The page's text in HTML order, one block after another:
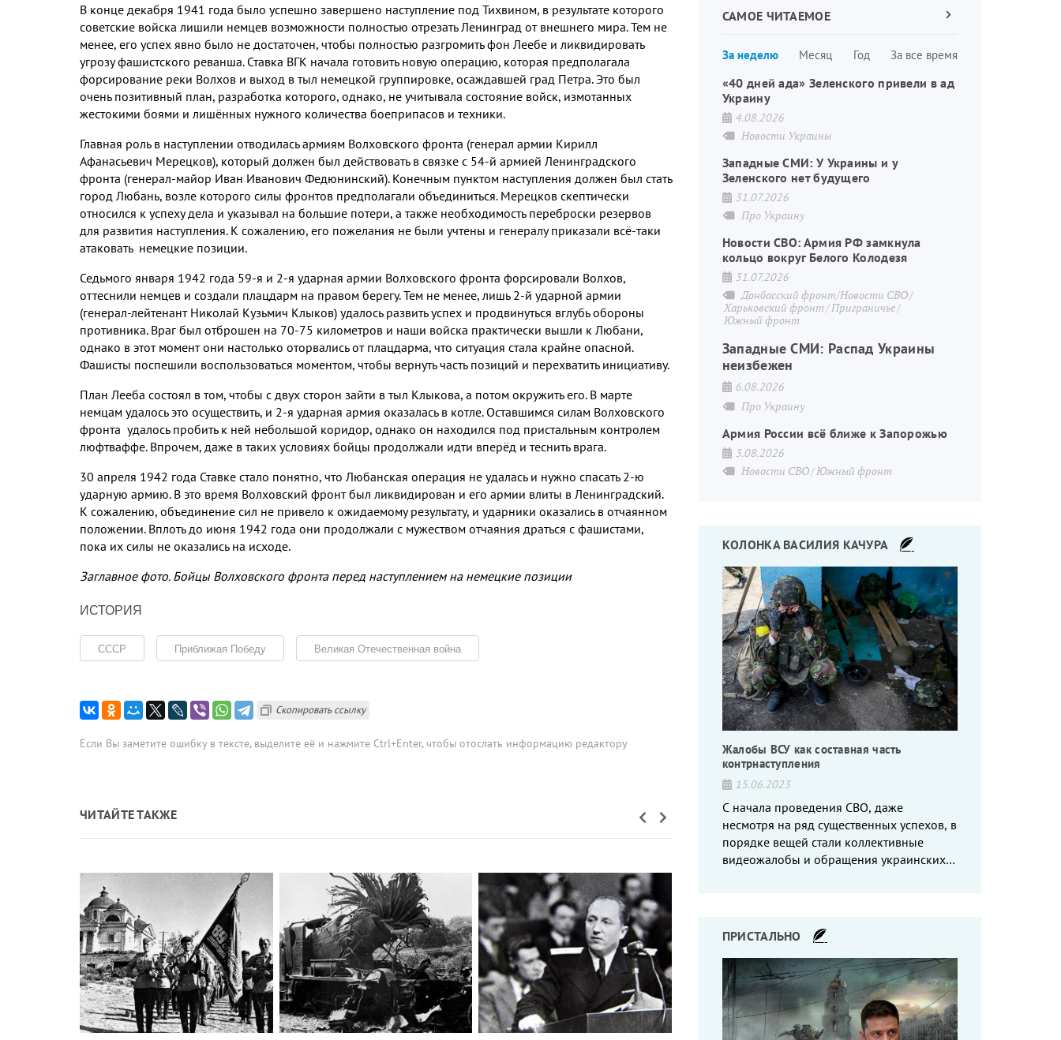
В конце декабря 1941 года было успешно завершено наступление под Тихвином, в результате которого
советские войска лишили немцев возможности полностью отрезать Ленинград от внешнего мира.Тем не
менее, его успех явно было не достаточен, чтобы полностью разгромить фон Леебе и ликвидировать
угрозу фашистского реванша. Ставка ВГК начала готовить новую операцию, которая предполагала
форсирование реки Волхов и выход в тыл немецкой группировке, осаждавшей град Петра.Это был
очень позитивный план, разработка которого, однако, не учитывала состояние войск, измотанных
жестокими боями и лишённых нужного количества боеприпасов и техники.
Главная роль в наступлении отводилась армиям Волховского фронта (генерал армии Кирилл
Афанасьевич Мерецков), который должен был действовать в связке с 54-й армией Ленинградского
фронта (генерал-майор Иван Иванович Федюнинский). Конечным пунктом наступления должен был стать
город Любань, возле которого силы фронтов предполагали объединиться. Мерецков скептически
относился к успеху дела и указывал на большие потери, а также необходимость переброски резервов
для развития наступления. К сожалению, его пожелания не были учтены и генералу приказали всё-таки
атаковать немецкие позиции.
Седьмого января 1942 года 59-я и 2-я ударная армии Волховского фронта форсировали Волхов,
оттеснили немцев и создали плацдарм на правом берегу.Тем не менее, лишь 2-й ударной армии
(генерал-лейтенант Николай Кузьмич Клыков) удалось развить успех и продвинуться вглубь обороны
противника. Враг был отброшен на 70-75 километров и наши войска практически вышли к Любани,
однако в этот момент они настолько оторвались от плацдарма, что ситуация стала крайне опасной.
Фашисты поспешили воспользоваться моментом, чтобы вернуть часть позиций и перехватить инициативу.
План Лееба состоял в том, чтобы с двух сторон зайти в тыл Клыкова, а потом окружить его. В марте
немцам удалось это осуществить, и 2-я ударная армия оказалась в котле.Оставшимся силам Волховского
фронта удалось пробить к ней небольшой коридор, однако он находился под пристальным контролем
люфтваффе. Впрочем, даже в таких условиях бойцы продолжали идти вперёд и теснить врага.
30 апреля 1942 года Ставке стало понятно, что Любанская операция не удалась и нужно спасать 2-ю
ударную армию. В это время Волховский фронт был ликвидирован и его армии влиты в Ленинградский.
К сожалению, объединение сил не привело к ожидаемому результату, и ударники оказались в отчаянном
положении. Вплоть до июня 1942 года они продолжали с мужеством отчаяния драться с фашистами,
пока их силы не оказались на исходе.
Заглавное фото. Бойцы Волховского фронта перед наступлением на немецкие позиции
ИСТОРИЯ
СССР Приближая Победу Великая Отечественная война
Скопировать ссылку
Если Вы заметите ошибку в тексте, выделите её и нажмите Ctrl+Enter, чтобы отослать информацию редактору
ЧИТАЙТЕ ТАКЖЕ
САМОЕ ЧИТАЕМОЕ
За неделю Месяц Год За все времястраниц
Следующая
«40 дней ада» Зеленского привели в ад
Украину
4.08.2026
Новости Украины
Западные СМИ: У Украины и у
Зеленского нет будущего
31.07.2026
Про Украину
Новости СВО: Армия РФ замкнула
кольцо вокруг Белого Колодезя
31.07.2026
Донбасский фронт/Новости СВО
Харьковский фронт Приграничье
Южный фронт
Западные СМИ: Распад Украины
неизбежен
6.08.2026
Про Украину
Армия России всё ближе к Запорожью
3.08.2026
Новости СВО Южный фронт
КОЛОНКА ВАСИЛИЯ КАЧУРА
Жалобы ВСУ как составная часть
контрнаступления
15.06.2023
С начала проведения СВО, даже
несмотря на ряд существенных успехов, в
порядке вещей стали коллективные
видеожалобы и обращения украинских
ПРИСТАЛЬНО